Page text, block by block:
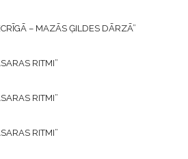
– MAZĀS ĢILDES DĀRZĀ”
RITMI”
RITMI”
RITMI”